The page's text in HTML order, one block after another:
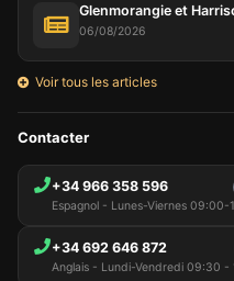
Glenmorangie et
06/08/2026
Voir tous les articles
Contacter
+34 966 358 596
Espagnol - Lunes-Viernes 09:00-
+34 692 646 872
Anglais - Lundi-Vendredi 09:30 -